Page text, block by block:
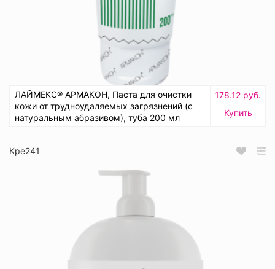
ЛАЙМЕКС® АРМАКОН, Паста для очистки
кожи от трудноудаляемых загрязнений (с
натуральным абразивом), туба 200 мл
178.12 руб.
Купить
Кре241